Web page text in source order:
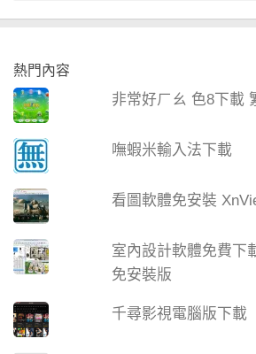
熱門內容
非常好ㄏㄠ 色8下載
嘸蝦米輸入法下載
看圖軟體免安裝
室內設計軟體免費下
免安裝版
千尋影視電腦版下載